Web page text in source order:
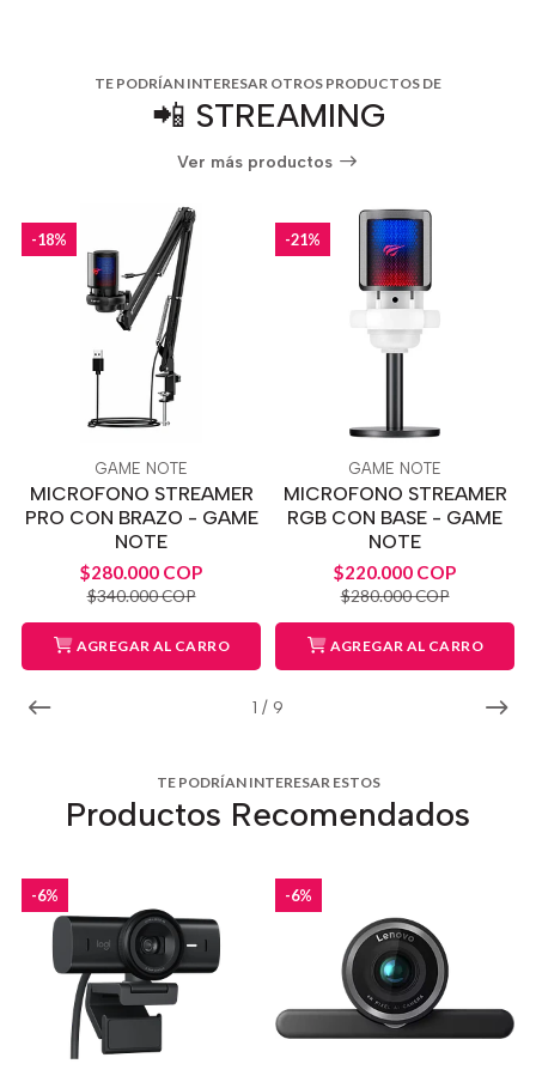
TE PODRÍAN INTERESAR OTROS PRODUCTOS DE
📲 STREAMING
Ver más productos
1 / 9
-18%
GAME NOTE
MICROFONO STREAMER
PRO CON BRAZO - GAME
NOTE
$280.000 COP
$340.000 COP
AGREGAR AL CARRO
-21%
GAME NOTE
MICROFONO STREAMER
RGB CON BASE - GAME
NOTE
$220.000 COP
$280.000 COP
AGREGAR AL CARRO
TE PODRÍAN INTERESAR ESTOS
Productos Recomendados
-6% -6%